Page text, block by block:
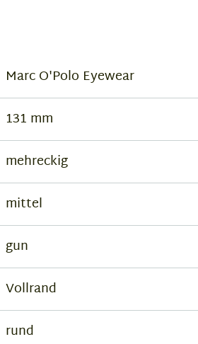
Marc O'Polo Eyewear
131 mm
mehreckig
mittel
gun
Vollrand
rund